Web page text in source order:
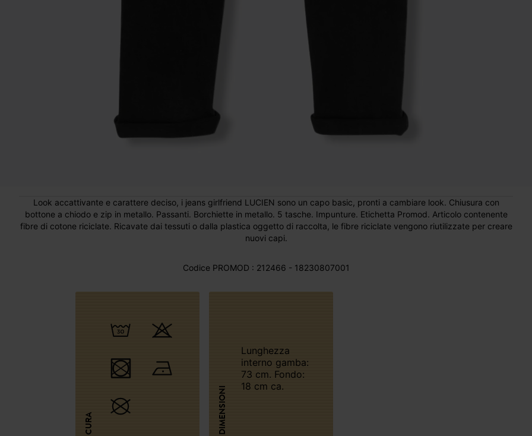
Look accattivante e carattere deciso, i jeans girlfriend LUCIEN sono un capo basic, pronti a cambiare look. Chiusura con
bottone a chiodo e zip in metallo. Passanti. Borchiette in metallo. 5 tasche. Impunture. Etichetta Promod. Articolo contenente
fibre di cotone riciclate. Ricavate dai tessuti o dalla plastica oggetto di raccolta, le fibre riciclate vengono riutilizzate per creare
nuovi capi.
Codice PROMOD : 212466 - 18230807001
CURA DIMENSIONI
Lunghezza
interno gamba:
73 cm. Fondo:
18 cm ca.